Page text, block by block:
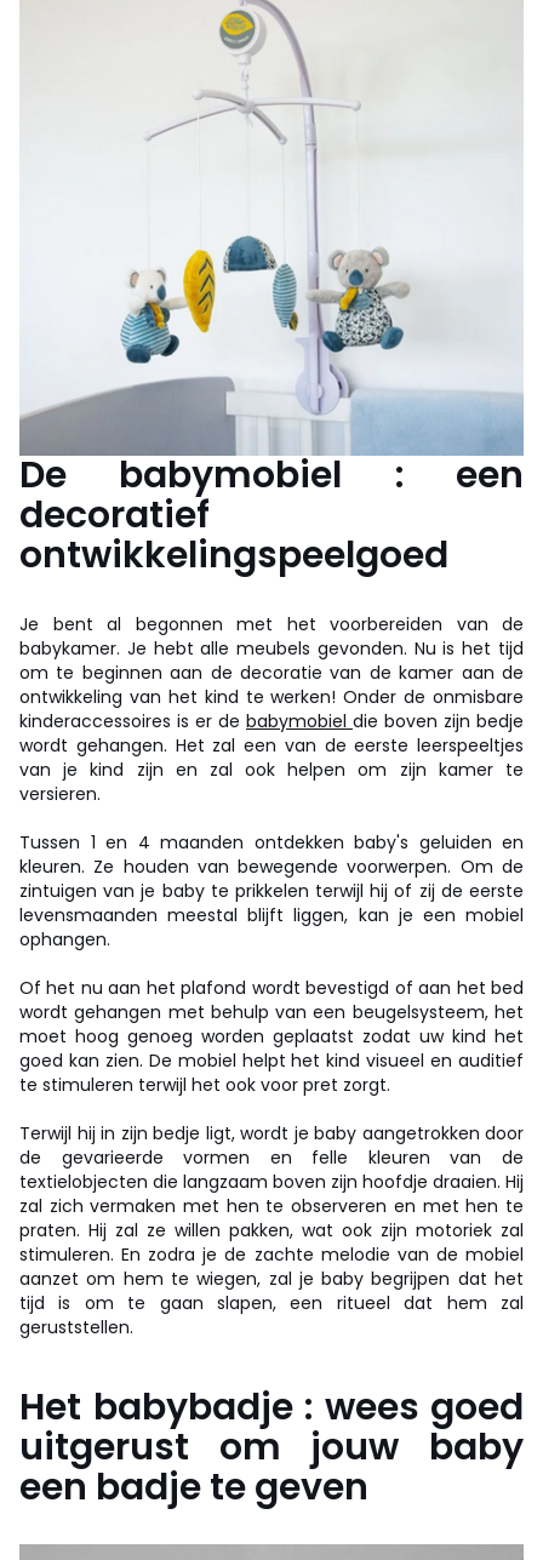
De babymobiel : een
decoratief
ontwikkelingspeelgoed
Je bent al begonnen met het voorbereiden van de
babykamer. Je hebt alle meubels gevonden. Nu is het tijd
om te beginnen aan de decoratie van de kamer aan de
ontwikkeling van het kind te werken! Onder de onmisbare
kinderaccessoires is er de babymobiel die boven zijn bedje
wordt gehangen. Het zal een van de eerste leerspeeltjes
van je kind zijn en zal ook helpen om zijn kamer te
versieren.
Tussen 1 en 4 maanden ontdekken baby's geluiden en
kleuren. Ze houden van bewegende voorwerpen. Om de
zintuigen van je baby te prikkelen terwijl hij of zij de eerste
levensmaanden meestal blijft liggen, kan je een mobiel
ophangen.
Of het nu aan het plafond wordt bevestigd of aan het bed
wordt gehangen met behulp van een beugelsysteem, het
moet hoog genoeg worden geplaatst zodat uw kind het
goed kan zien. De mobiel helpt het kind visueel en auditief
te stimuleren terwijl het ook voor pret zorgt.
Terwijl hij in zijn bedje ligt, wordt je baby aangetrokken door
de gevarieerde vormen en felle kleuren van de
textielobjecten die langzaam boven zijn hoofdje draaien. Hij
zal zich vermaken met hen te observeren en met hen te
praten. Hij zal ze willen pakken, wat ook zijn motoriek zal
stimuleren. En zodra je de zachte melodie van de mobiel
aanzet om hem te wiegen, zal je baby begrijpen dat het
tijd is om te gaan slapen, een ritueel dat hem zal
geruststellen.
Het babybadje : wees goed
uitgerust om jouw baby
een badje te geven